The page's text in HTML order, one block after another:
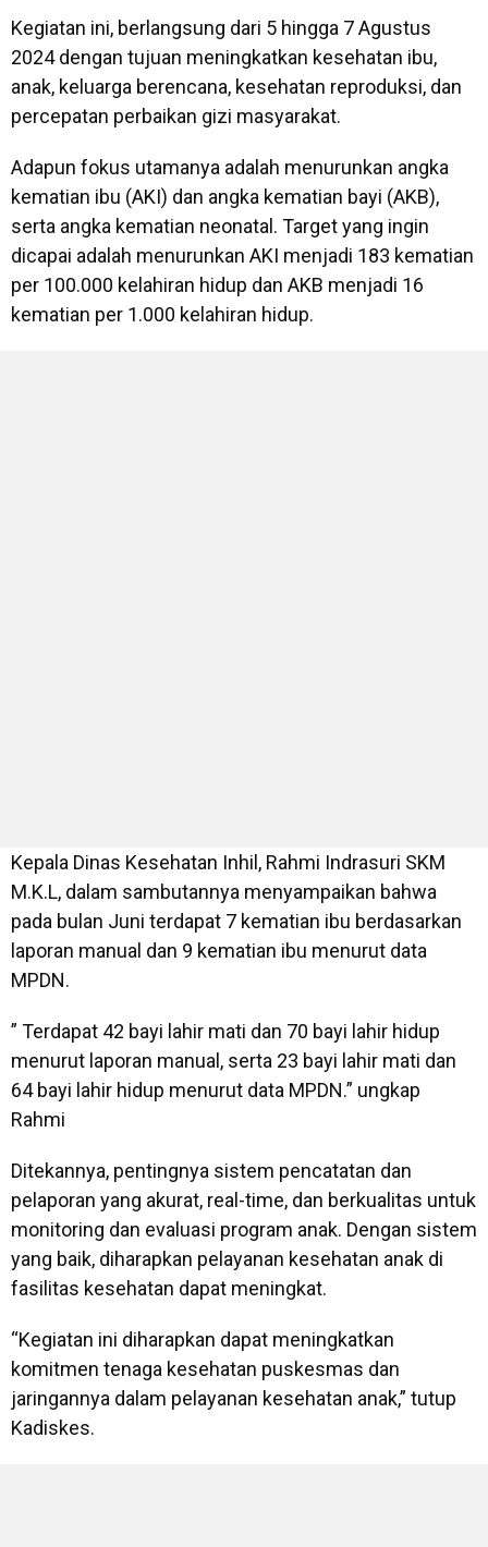
Kegiatan ini, berlangsung dari 5 hingga 7 Agustus
2024 dengan tujuan meningkatkan kesehatan ibu,
anak, keluarga berencana, kesehatan reproduksi, dan
percepatan perbaikan gizi masyarakat.
Adapun fokus utamanya adalah menurunkan angka
kematian ibu (AKI) dan angka kematian bayi (AKB),
serta angka kematian neonatal. Target yang ingin
dicapai adalah menurunkan AKI menjadi 183 kematian
per 100.000 kelahiran hidup dan AKB menjadi 16
kematian per 1.000 kelahiran hidup.
Kepala Dinas Kesehatan Inhil, Rahmi Indrasuri SKM
M.K.L, dalam sambutannya menyampaikan bahwa
pada bulan Juni terdapat 7 kematian ibu berdasarkan
laporan manual dan 9 kematian ibu menurut data
MPDN.
” Terdapat 42 bayi lahir mati dan 70 bayi lahir hidup
menurut laporan manual, serta 23 bayi lahir mati dan
64 bayi lahir hidup menurut data MPDN.” ungkap
Rahmi
Ditekannya, pentingnya sistem pencatatan dan
pelaporan yang akurat, real-time, dan berkualitas untuk
monitoring dan evaluasi program anak. Dengan sistem
yang baik, diharapkan pelayanan kesehatan anak di
fasilitas kesehatan dapat meningkat.
“Kegiatan ini diharapkan dapat meningkatkan
komitmen tenaga kesehatan puskesmas dan
jaringannya dalam pelayanan kesehatan anak,” tutup
Kadiskes.